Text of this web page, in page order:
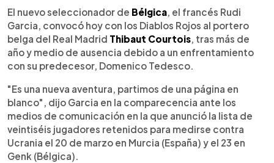
Escuchar artículo
El nuevo seleccionador de Bélgica, el francés Rudi
Garcia, convocó hoy con los Diablos Rojos al portero
belga del Real Madrid Thibaut Courtois, tras más de
año y medio de ausencia debido a un enfrentamiento
con su predecesor, Domenico Tedesco.
"Es una nueva aventura, partimos de una página en
blanco", dijo Garcia en la comparecencia ante los
medios de comunicación en la que anunció la lista de
veintiséis jugadores retenidos para medirse contra
Ucrania el 20 de marzo en Murcia (España) y el 23 en
Genk (Bélgica).